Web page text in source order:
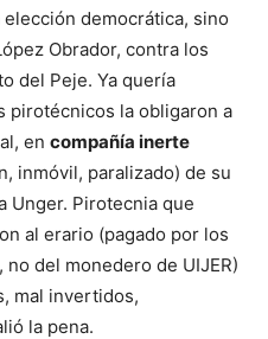
democrática, sino
Obrador, contra los
del Peje. Ya quería
pirotécnicos la obligaron a
en compañía inerte
inmóvil, paralizado) de su
Unger. Pirotecnia que
al erario (pagado por los
del monedero de UIJER)
mal invertidos,
la pena.